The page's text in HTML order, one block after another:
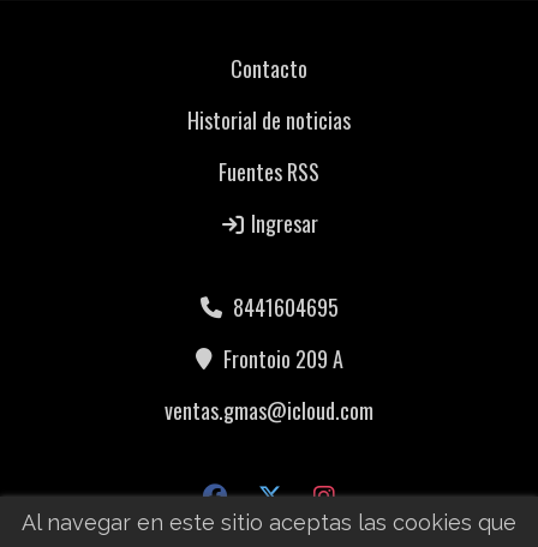
Contacto
Historial de noticias
Fuentes RSS
Ingresar
8441604695
Frontoio 209 A
ventas.gmas@icloud.com
Al navegar en este sitio aceptas las cookies que